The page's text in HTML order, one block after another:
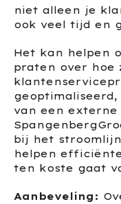
niet alleen je
ook veel tijd en
Het kan helpen
praten over hoe
van een externe
bij het
helpen
ten koste gaat
Aanbeveling: